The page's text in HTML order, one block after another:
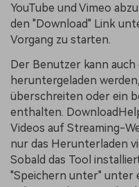
YouTube und Vimeo
den "Download" Link
Vorgang zu starten.
Der Benutzer kann
heruntergeladen
überschreiten oder ein
enthalten.
Videos auf Streaming-
nur das Herunterladen
Sobald das Tool
"Speichern unter" unter